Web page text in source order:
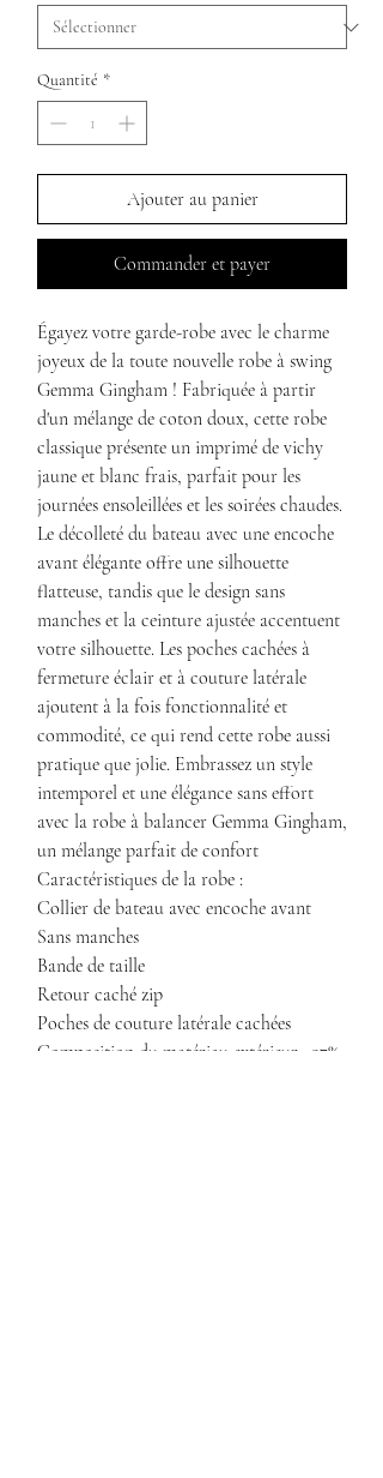
Quantité *
Ajouter au panier
Commander et payer
Égayez votre garde-robe avec le charme
joyeux de la toute nouvelle robe à swing
Gemma Gingham ! Fabriquée à partir
d'un mélange de coton doux, cette robe
classique présente un imprimé de vichy
jaune et blanc frais, parfait pour les
journées ensoleillées et les soirées chaudes.
Le décolleté du bateau avec une encoche
avant élégante offre une silhouette
flatteuse, tandis que le design sans
manches et la ceinture ajustée accentuent
votre silhouette. Les poches cachées à
fermeture éclair et à couture latérale
ajoutent à la fois fonctionnalité et
commodité, ce qui rend cette robe aussi
pratique que jolie. Embrassez un style
intemporel et une élégance sans effort
avec la robe à balancer Gemma Gingham,
un mélange parfait de confort
Caractéristiques de la robe :
Collier de bateau avec encoche avant
Sans manches
Bande de taille
Retour caché zip
Poches de couture latérale cachées
Composition du matériau extérieur : 97%